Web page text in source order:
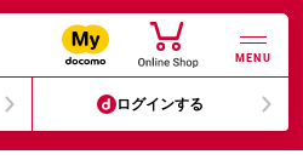
MENU
ログインする